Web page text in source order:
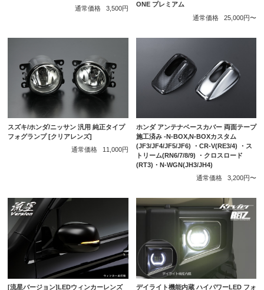
通常価格
3,500円
ONE プレミアム
通常価格
25,000円〜
スズキ/ホンダ/ニッサン 汎用 純正タイプ
フォグランプ [クリアレンズ]
通常価格
11,000円
ホンダ アンテナベースカバー 両面テープ
施工済み -N-BOX,N-BOXカスタム
(JF3/JF4/JF5/JF6) ・CR-V(RE3/4) ・ス
トリーム(RN6/7/8/9) ・クロスロード
(RT3)・N-WGN(JH3/JH4)
通常価格
3,200円〜
[流星バージョン]LEDウィンカーレンズ
デイライト機能内蔵 ハイパワーLED フォ